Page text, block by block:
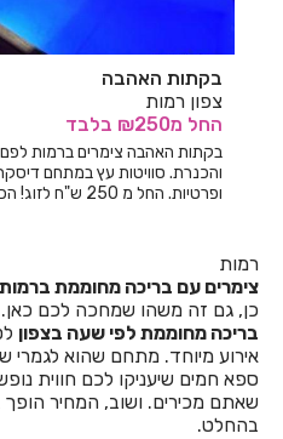
חדרים לפי שעה באחיהוד
חדרים לפי שעה באחיטוב
חדרים לפי שעה באילת
חדרים לפי שעה באלישמע
חדרים לפי שעה באניעם
חדרים לפי שעה באריאל
חדרים לפי שעה באשבול
בקתות האהבה
צפון רמות
החל מ₪250 בלבד
בקתות האהבה צימרים ברמות
והכנרת. סוויטות עץ במתחם
ופרטיות. החל מ 250 ש"ח לזוג! הכנסו והזמינו ממש עכשיו!
רמות
צימרים עם בריכה מחוממת
כן, גם זה משהו שמחכה לכם כאן.
בריכה מחוממת לפי שעה בצפון
אירוע מיוחד. מתחם שהוא
ספא חמים שיעניקו לכם חווית
שאתם מכירים. ושוב, המחיר
בהחלט.